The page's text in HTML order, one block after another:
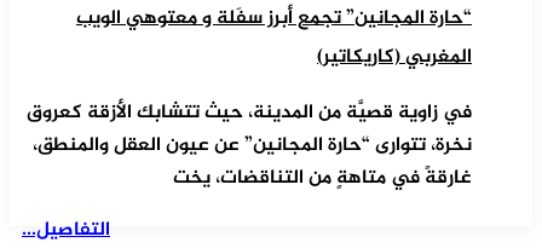
“حارة المجانين” تجمع أبرز سفَلة و معتوهي الويب
المغربي (كاريكاتير)
في زاوية قصيَّة من المدينة، حيث تتشابك الأزقة كعروق
نخرة، تتوارى “حارة المجانين” عن عيون العقل والمنطق،
غارقةً في متاهةٍ من التناقضات، يخت
التفاصيل...